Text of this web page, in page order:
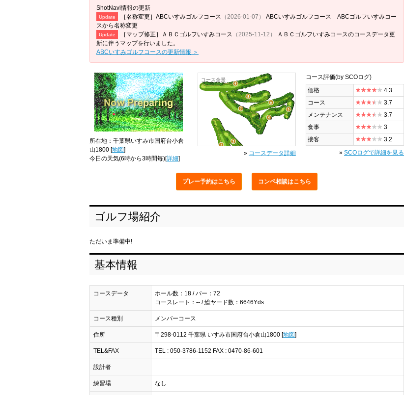
ShotNavi情報の更新
Update ［名称変更］ABCいすみゴルフコース （2026-01-07）
ABCいすみゴルフコース ABCゴルフいすみコー
スから名称変更
Update ［マップ修正］ＡＢＣゴルフいすみコース （2025-11-12）
ＡＢＣゴルフいすみコースのコースデータ更
新に伴うマップを行いました。
ABCいすみゴルフコースの更新情報 ＞
所在地：千葉県いすみ市国府台小倉
山1800 [地図]
今日の天気(6時から3時間毎)[詳細]
コース全景
» コースデータ詳細
コース評価(by SCOログ)
価格
4.3
コース
3.7
メンテナンス
3.7
食事
3
接客
3.2
» SCOログで詳細を見る
プレー予約はこちら コンペ相談はこちら
ゴルフ場紹介
ただいま準備中!
基本情報
コースデータ
ホール数：18 / パー：72
コースレート：-- / 総ヤード数：6646Yds
コース種別 メンバーコース
住所 〒298-0112 千葉県 いすみ市国府台小倉山1800 [地図]
TEL&FAX TEL : 050-3786-1152 FAX : 0470-86-601
設計者
練習場 なし